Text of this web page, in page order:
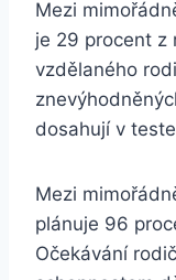
Mezi
je 29 procent z
vzdělaného
dosahují v
Mezi
plánuje 96
Očekávání